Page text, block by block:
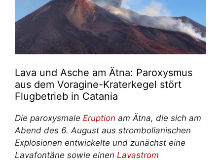
Lava und Asche am Ätna: Paroxysmus
aus dem Voragine-Kraterkegel stört
Flugbetrieb in Catania
Die paroxysmale Eruption am Ätna, die sich am
Abend des 6. August aus strombolianischen
Explosionen entwickelte und zunächst eine
Lavafontäne sowie einen Lavastrom